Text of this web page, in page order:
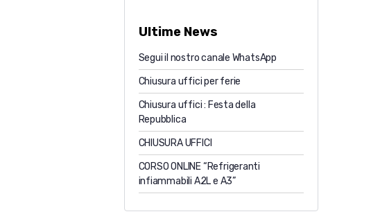
Ultime News
Segui il nostro canale WhatsApp
Chiusura uffici per ferie
Chiusura uffici : Festa della
Repubblica
CHIUSURA UFFICI
CORSO ONLINE “Refrigeranti
infiammabili A2L e A3”